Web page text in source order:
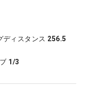
ディスタンス 256.5
1/3